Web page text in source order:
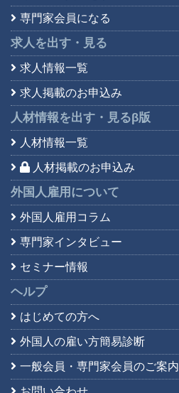
専門家会員になる
求人を出す・見る
求人情報一覧
求人掲載のお申込み
人材情報を出す・見るβ版
人材情報一覧
人材掲載のお申込み
外国人雇用について
外国人雇用コラム
専門家インタビュー
セミナー情報
ヘルプ
はじめての方へ
外国人の雇い方簡易診断
一般会員・専門家会員のご案内